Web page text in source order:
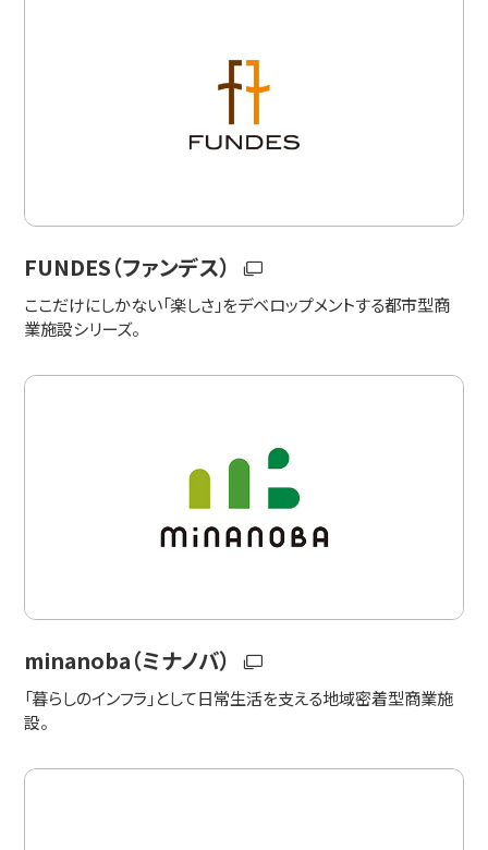
FUNDES（ファンデス）
ここだけにしかない「楽しさ」をデベロップメントする都市型商
業施設シリーズ。
minanoba（ミナノバ）
「暮らしのインフラ」として日常生活を支える地域密着型商業施
設。